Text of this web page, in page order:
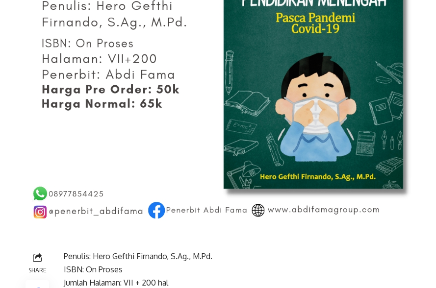
SHARE
Penulis: Hero Gefthi Firnando, S.Ag., M.Pd.
ISBN: On Proses
Jumlah Halaman: VII + 200 hal